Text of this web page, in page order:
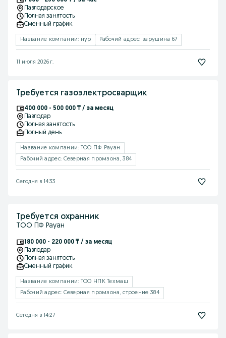
Павлодарское
Полная занятость
Сменный график
Название компании: нур Рабочий адрес: варушина 67
11 июля 2026 г.
Требуется газоэлектросварщик
400 000 - 500 000 ₸ / за месяц
Павлодар
Полная занятость
Полный день
Название компании: ТОО ПФ Рауан
Рабочий адрес: Северная промзона, 384
Сегодня в 14:33
Требуется охранник
ТОО ПФ Рауан
180 000 - 220 000 ₸ / за месяц
Павлодар
Полная занятость
Сменный график
Название компании: ТОО НПК Техмаш
Рабочий адрес: Северная промзона, строение 384
Сегодня в 14:27